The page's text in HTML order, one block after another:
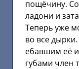
пощёчину.
ладони и
Теперь уже
во все
ебавшим её
губами член